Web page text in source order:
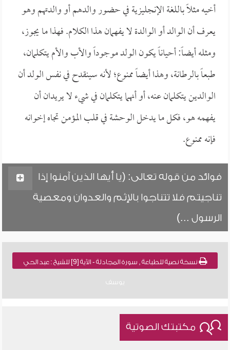
أخيه مثلاً باللغة الإنجليزية في حضور والدهم أو والدتهم وهو
يعرف أن الوالد أو الوالدة لا يفهمان هذا الكلام. فهذا ما يجوز،
ومثله أيضاً: أحياناً يكون الولد موجوداً والأب والأم يتكلمان،
طبعاً بالرطانة، وهذا أيضاً ممنوع؛ لأنه سينقدح في نفس الولد أن
الوالدين يتكلمان عنه، أو أنهما يتكلمان في شيء لا يريدان أن
يفهمه هو، فكل ما يدخل الوحشة في قلب المؤمن تجاه إخوانه
فإنه ممنوع.
فوائد من قوله تعالى: (يا أيها الذين آمنوا إذا
تناجيتم فلا تتناجوا بالإثم والعدوان ومعصية
الرسول ...)
نسخة نصية للطباعة , سورة المجادلة - الآية [9] للشيخ : عبد الحي
يوسف
مكتبتك الصوتية